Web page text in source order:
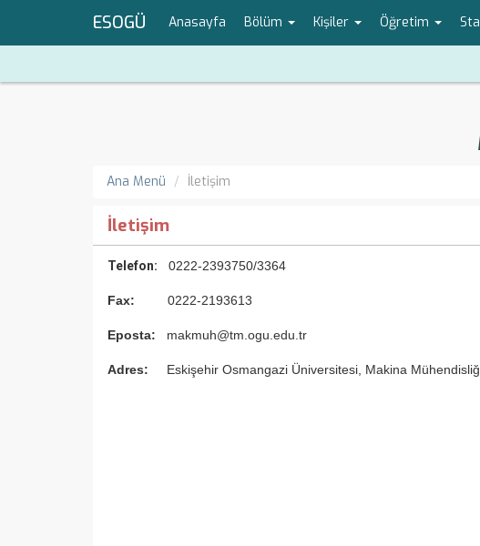
ESOGÜ Anasayfa Bölüm Kişiler Öğretim
Ana Menü İletişim
İletişim
Telefon: 0222-2393750/3364
Fax: 0222-2193613
Eposta: makmuh@tm.ogu.edu.tr
Adres: Eskişehir Osmangazi Üniversitesi, Makina